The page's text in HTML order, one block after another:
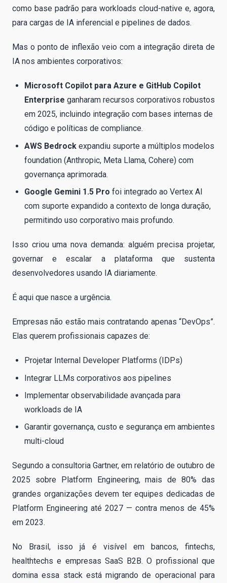
como base padrão para workloads cloud-native e, agora,
para cargas de IA inferencial e pipelines de dados.
Mas o ponto de inflexão veio com a integração direta de
IA nos ambientes corporativos:
Microsoft Copilot para Azure e GitHub Copilot
Enterprise ganharam recursos corporativos robustos
em 2025, incluindo integração com bases internas de
código e políticas de compliance.
AWS Bedrock expandiu suporte a múltiplos modelos
foundation (Anthropic, Meta Llama, Cohere) com
governança aprimorada.
Google Gemini 1.5 Pro foi integrado ao Vertex AI
com suporte expandido a contexto de longa duração,
permitindo uso corporativo mais profundo.
Isso criou uma nova demanda: alguém precisa projetar,
governar e escalar a plataforma que sustenta
desenvolvedores usando IA diariamente.
É aqui que nasce a urgência.
Empresas não estão mais contratando apenas “DevOps”.
Elas querem profissionais capazes de:
Projetar Internal Developer Platforms (IDPs)
Integrar LLMs corporativos aos pipelines
Implementar observabilidade avançada para
workloads de IA
Garantir governança, custo e segurança em ambientes
multi-cloud
Segundo a consultoria Gartner, em relatório de outubro de
2025 sobre Platform Engineering, mais de 80% das
grandes organizações devem ter equipes dedicadas de
Platform Engineering até 2027 — contra menos de 45%
em 2023.
No Brasil, isso já é visível em bancos, fintechs,
healthtechs e empresas SaaS B2B. O profissional que
domina essa stack está migrando de operacional para